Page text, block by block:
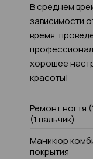
В среднем
зависимости
время,
хорошее
красоты!
Ремонт ногтя
(1 пальчик)
Маникюр
покрытия